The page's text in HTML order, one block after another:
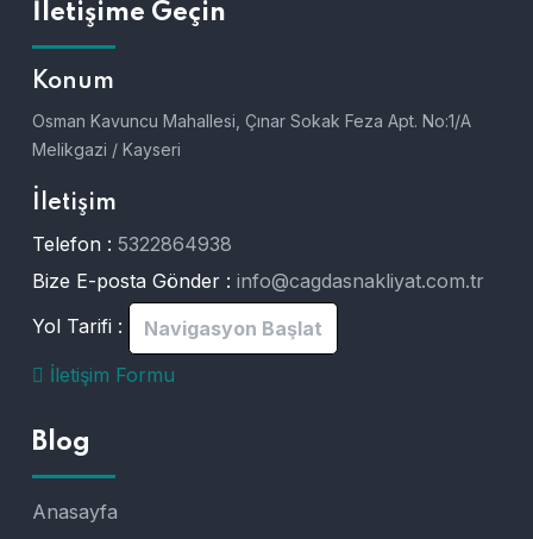
İletişime Geçin
Konum
Osman Kavuncu Mahallesi, Çınar Sokak Feza Apt. No:1/A
Melikgazi / Kayseri
İletişim
Telefon : 5322864938
Bize E-posta Gönder : info@cagdasnakliyat.com.tr
Yol Tarifi :
Navigasyon Başlat
İletişim Formu
Blog
Anasayfa